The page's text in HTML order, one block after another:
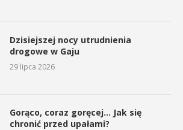
Dzisiejszej nocy utrudnienia
drogowe w Gaju
29 lipca 2026
Gorąco, coraz goręcej… Jak się
chronić przed upałami?